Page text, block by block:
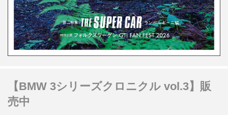
【BMW 3シリーズクロニクル vol.3】販
売中